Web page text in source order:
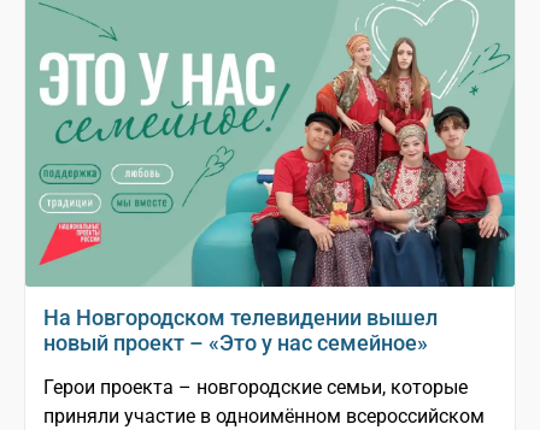
На Новгородском телевидении вышел
новый проект – «Это у нас семейное»
Герои проекта – новгородские семьи, которые
приняли участие в одноимённом всероссийском